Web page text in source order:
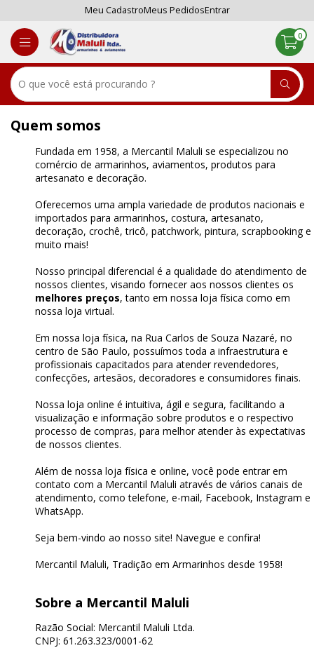
Meu CadastroMeus PedidosEntrar
0
Quem somos
Fundada em 1958, a Mercantil Maluli se especializou no
comércio de armarinhos, aviamentos, produtos para
artesanato e decoração.
Oferecemos uma ampla variedade de produtos nacionais e
importados para armarinhos, costura, artesanato,
decoração, crochê, tricô, patchwork, pintura, scrapbooking e
muito mais!
Nosso principal diferencial é a qualidade do atendimento de
nossos clientes, visando fornecer aos nossos clientes os
melhores preços, tanto em nossa loja física como em
nossa loja virtual.
Em nossa loja física, na Rua Carlos de Souza Nazaré, no
centro de São Paulo, possuímos toda a infraestrutura e
profissionais capacitados para atender revendedores,
confecções, artesãos, decoradores e consumidores finais.
Nossa loja online é intuitiva, ágil e segura, facilitando a
visualização e informação sobre produtos e o respectivo
processo de compras, para melhor atender às expectativas
de nossos clientes.
Além de nossa loja física e online, você pode entrar em
contato com a Mercantil Maluli através de vários canais de
atendimento, como telefone, e-mail, Facebook, Instagram e
WhatsApp.
Seja bem-vindo ao nosso site! Navegue e confira!
Mercantil Maluli, Tradição em Armarinhos desde 1958!
Sobre a Mercantil Maluli
Razão Social: Mercantil Maluli Ltda.
CNPJ: 61.263.323/0001-62